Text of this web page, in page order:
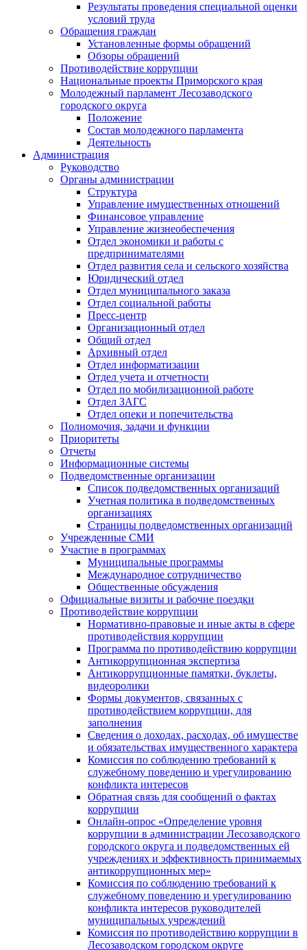
Результаты проведения специальной оценки
условий труда
Обращения граждан
Установленные формы обращений
Обзоры обращений
Противодействие коррупции
Национальные проекты Приморского края
Молодежный парламент Лесозаводского
городского округа
Положение
Состав молодежного парламента
Деятельность
Администрация
Руководство
Органы администрации
Структура
Управление имущественных отношений
Финансовое управление
Управление жизнеобеспечения
Отдел экономики и работы с
предпринимателями
Отдел развития села и сельского хозяйства
Юридический отдел
Отдел муниципального заказа
Отдел социальной работы
Пресс-центр
Организационный отдел
Общий отдел
Архивный отдел
Отдел информатизации
Отдел учета и отчетности
Отдел по мобилизационной работе
Отдел ЗАГС
Отдел опеки и попечительства
Полномочия, задачи и функции
Приоритеты
Отчеты
Информационные системы
Подведомственные организации
Список подведомственных организаций
Учетная политика в подведомственных
организациях
Страницы подведомственных организаций
Учрежденные СМИ
Участие в программах
Муниципальные программы
Международное сотрудничество
Общественные обсуждения
Официальные визиты и рабочие поездки
Противодействие коррупции
Нормативно-правовые и иные акты в сфере
противодействия коррупции
Программа по противодействию коррупции
Антикоррупционная экспертиза
Антикоррупционные памятки, буклеты,
видеоролики
Формы документов, связанных с
противодействием коррупции, для
заполнения
Сведения о доходах, расходах, об имуществе
и обязательствах имущественного характера
Комиссия по соблюдению требований к
служебному поведению и урегулированию
конфликта интересов
Обратная связь для сообщений о фактах
коррупции
Онлайн-опрос «Определение уровня
коррупции в администрации Лесозаводского
городского округа и подведомственных ей
учреждениях и эффективность принимаемых
антикоррупционных мер»
Комиссия по соблюдению требований к
служебному поведению и урегулированию
конфликта интересов руководителей
муниципальных учреждений
Комиссия по противодействию коррупции в
Лесозаводском городском округе